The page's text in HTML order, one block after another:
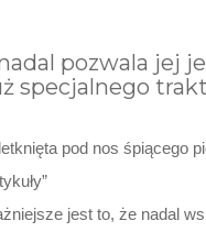
pozwala jej
specjalnego
pod nos śpiącego
jest to, że nadal